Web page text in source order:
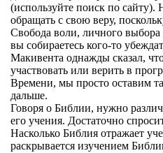
(используйте поиск по сайту).
обращать с свою веру,
Свобода воли, личного
вы собираетесь кого-то
Макивента однажды сказал,
участвовать или верить в
Времени, мы просто оставим
дальше.
Говоря о Библии, нужно
его учения. Достаточно
Насколько Библия отражает
раскрывается изучением